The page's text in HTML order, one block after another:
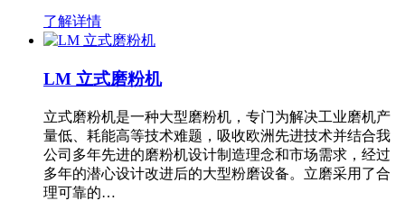
了解详情
LM 立式磨粉机
立式磨粉机是一种大型磨粉机，专门为解决工业磨机产
量低、耗能高等技术难题，吸收欧洲先进技术并结合我
公司多年先进的磨粉机设计制造理念和市场需求，经过
多年的潜心设计改进后的大型粉磨设备。立磨采用了合
理可靠的…